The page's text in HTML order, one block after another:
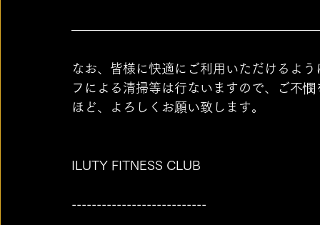
なお、皆様に快適にご利用いただけるよ
フによる清掃等は行ないますので、ご不
ほど、よろしくお願い致します。
ILUTY FITNESS CLUB
---------------------------